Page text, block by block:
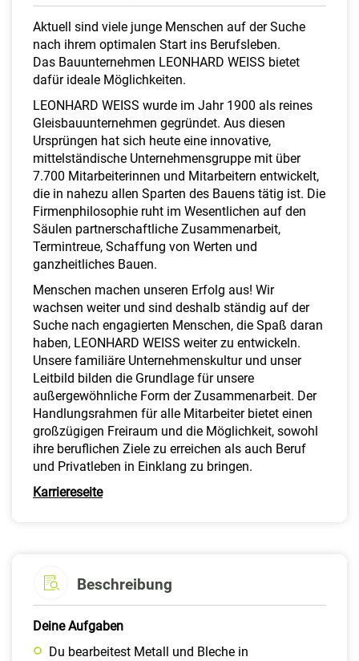
Aktuell sind viele junge Menschen auf der Suche
nach ihrem optimalen Start ins Berufsleben.
Das Bauunternehmen LEONHARD WEISS bietet
dafür ideale Möglichkeiten.
LEONHARD WEISS wurde im Jahr 1900 als reines
Gleisbauunternehmen gegründet. Aus diesen
Ursprüngen hat sich heute eine innovative,
mittelständische Unternehmensgruppe mit über
7.700 Mitarbeiterinnen und Mitarbeitern entwickelt,
die in nahezu allen Sparten des Bauens tätig ist. Die
Firmenphilosophie ruht im Wesentlichen auf den
Säulen partnerschaftliche Zusammenarbeit,
Termintreue, Schaffung von Werten und
ganzheitliches Bauen.
Menschen machen unseren Erfolg aus! Wir
wachsen weiter und sind deshalb ständig auf der
Suche nach engagierten Menschen, die Spaß daran
haben, LEONHARD WEISS weiter zu entwickeln.
Unsere familiäre Unternehmenskultur und unser
Leitbild bilden die Grundlage für unsere
außergewöhnliche Form der Zusammenarbeit. Der
Handlungsrahmen für alle Mitarbeiter bietet einen
großzügigen Freiraum und die Möglichkeit, sowohl
ihre beruflichen Ziele zu erreichen als auch Beruf
und Privatleben in Einklang zu bringen.
Karriereseite
Beschreibung
Deine Aufgaben
Du bearbeitest Metall und Bleche in